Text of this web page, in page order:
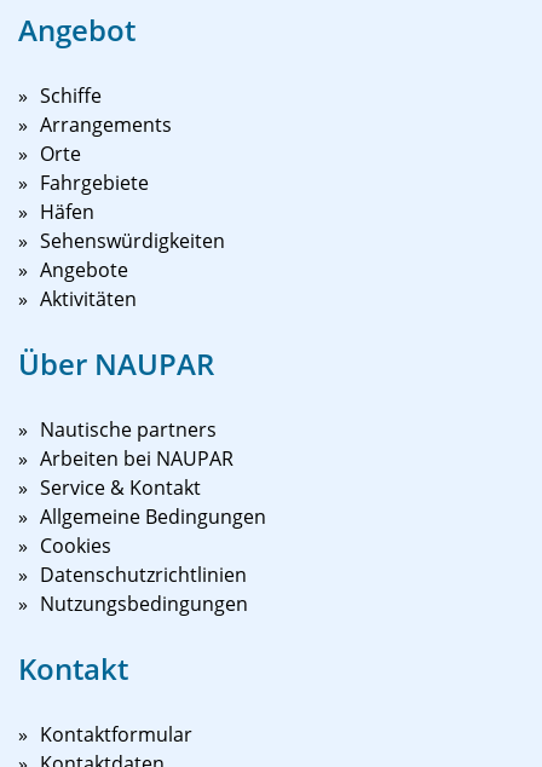
Angebot
Schiffe
Arrangements
Orte
Fahrgebiete
Häfen
Sehenswürdigkeiten
Angebote
Aktivitäten
Über NAUPAR
Nautische partners
Arbeiten bei NAUPAR
Service & Kontakt
Allgemeine Bedingungen
Cookies
Datenschutzrichtlinien
Nutzungsbedingungen
Kontakt
Kontaktformular